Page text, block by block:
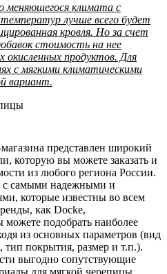
меняющегося климата с
лучше всего будет
кровля. Но за счет
стоимость на нее
окисленных продуктов. Для
с мягкими климатическими
вариант.
представлен широкий
которую вы можете заказать и
из любого региона России.
самыми надежными и
которые известны во всем
как Docke,
подобрать наиболее
из основных параметров (вид
тип покрытия, размер и т.п.).
выгодно сопутствующие
для мягкой черепицы.